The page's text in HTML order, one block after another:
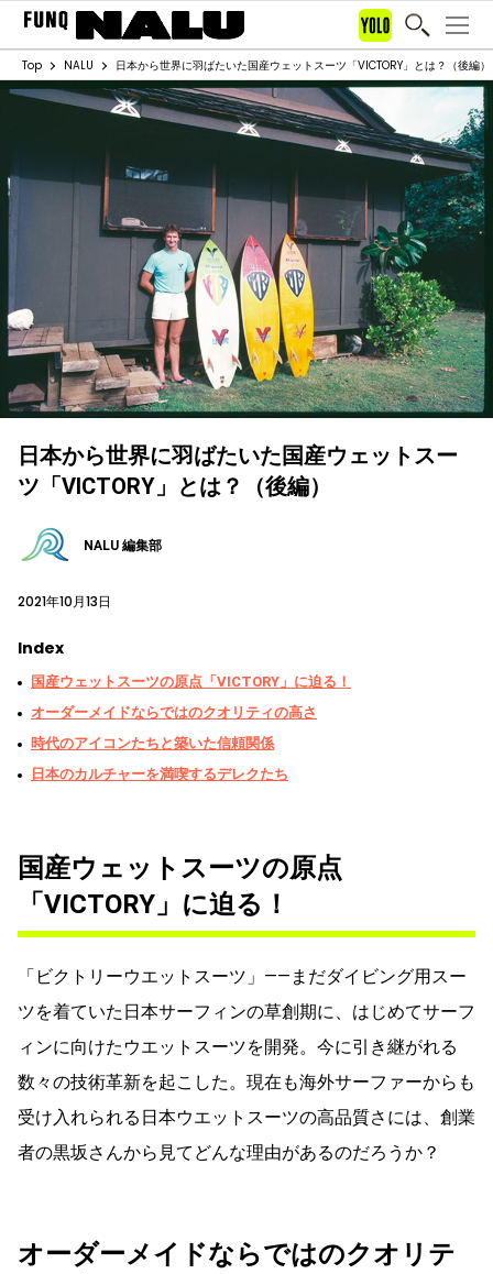
Top NALU 日本から世界に羽ばたいた国産ウェットスーツ「VICTORY」とは？（後編）
日本から世界に羽ばたいた国産ウェットスー
ツ「VICTORY」とは？（後編）
NALU 編集部
2021年10月13日
Index
国産ウェットスーツの原点「VICTORY」に迫る！
オーダーメイドならではのクオリティの高さ
時代のアイコンたちと築いた信頼関係
日本のカルチャーを満喫するデレクたち
国産ウェットスーツの原点
「VICTORY」に迫る！
「ビクトリーウエットスーツ」――まだダイビング用スー
ツを着ていた日本サーフィンの草創期に、はじめてサーフ
ィンに向けたウエットスーツを開発。今に引き継がれる
数々の技術革新を起こした。現在も海外サーファーからも
受け入れられる日本ウエットスーツの高品質さには、創業
者の黒坂さんから見てどんな理由があるのだろうか？
オーダーメイドならではのクオリテ